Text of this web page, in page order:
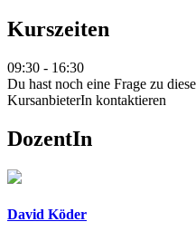
Kurszeiten
09:30 - 16:30
Du hast noch eine Frage zu
KursanbieterIn kontaktieren
DozentIn
David Köder